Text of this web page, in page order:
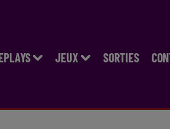
JEUX SORTIES